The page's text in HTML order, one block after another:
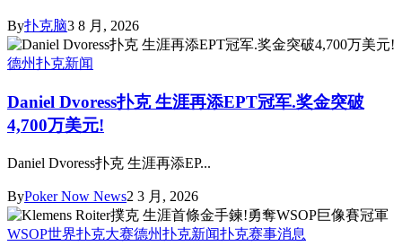
By扑克脑3 8 月, 2026
德州扑克新闻
Daniel Dvoress扑克 生涯再添EPT冠军.奖金突破
4,700万美元!
Daniel Dvoress扑克 生涯再添EP...
ByPoker Now News2 3 月, 2026
WSOP世界扑克大赛德州扑克新闻扑克赛事消息